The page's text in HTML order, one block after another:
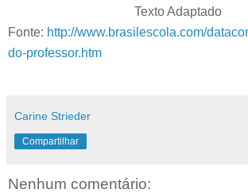
Texto Adaptado
Fonte: http://www.brasilescola.com/
do-professor.htm
Carine Strieder
Compartilhar
Nenhum comentário: